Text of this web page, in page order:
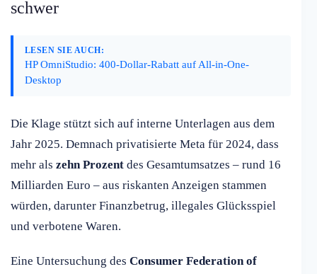
schwer
LESEN SIE AUCH:
HP OmniStudio: 400-Dollar-Rabatt auf All-in-One-
Desktop
Die Klage stützt sich auf interne Unterlagen aus dem
Jahr 2025. Demnach privatisierte Meta für 2024, dass
mehr als zehn Prozent des Gesamtumsatzes – rund 16
Milliarden Euro – aus riskanten Anzeigen stammen
würden, darunter Finanzbetrug, illegales Glücksspiel
und verbotene Waren.
Eine Untersuchung des Consumer Federation of